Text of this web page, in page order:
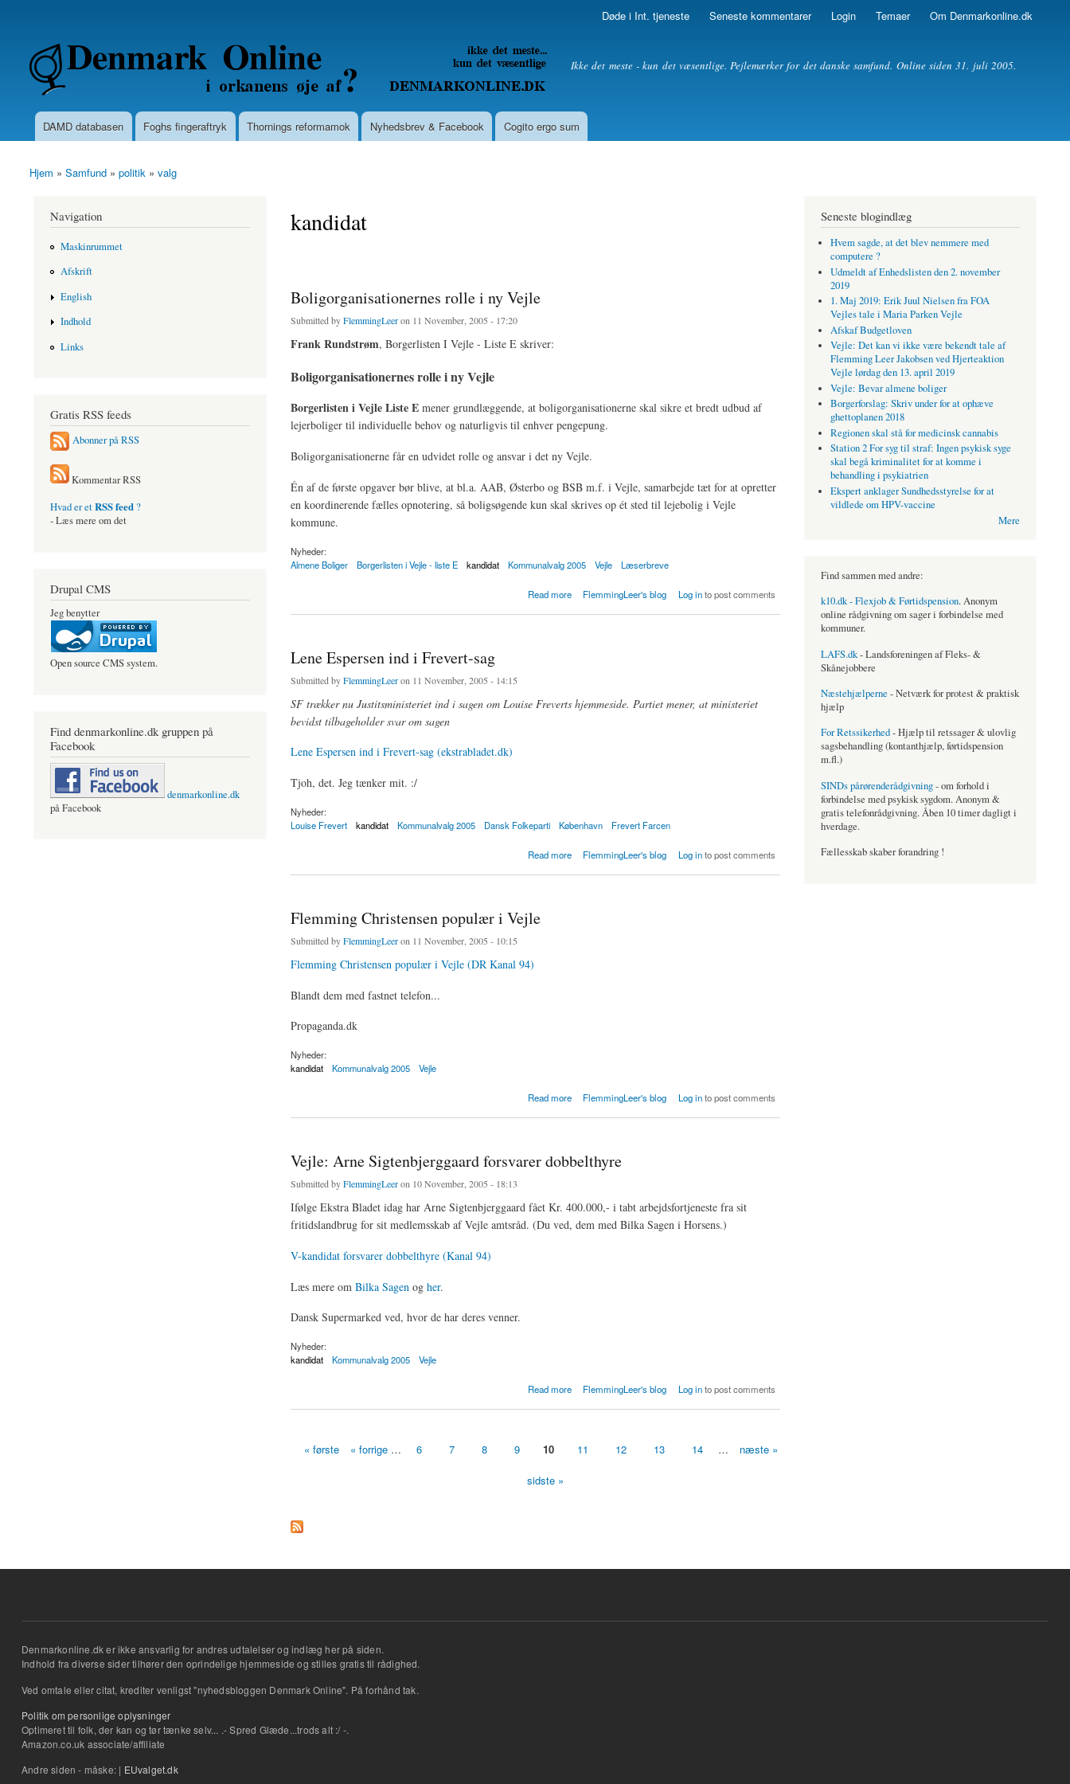
content
Døde i Int. tjeneste Seneste kommentarer Login Temaer Om Denmarkonline.dk
Denmarkonline.dk - blognyheder om politik Ikke det meste - kun det væsentlige. Pejlemærker for det danske samfund. Online siden 31. juli 2005.
Main menu
DAMD databasen Foghs fingeraftryk Thornings reformamok Nyhedsbrev & Facebook Cogito ergo sum
You are here
Hjem » Samfund » politik » valg
kandidat
Boligorganisationernes rolle i ny Vejle
Submitted byFlemmingLeeron 11 November, 2005 - 17:20
Frank Rundstrøm, Borgerlisten I Vejle - Liste E skriver:
Boligorganisationernes rolle i ny Vejle
Borgerlisten i Vejle Liste Emener grundlæggende, at boligorganisationerne skal sikre et bredt udbud af
lejerboliger til individuelle behov og naturligvis til enhver pengepung.
Boligorganisationerne får en udvidet rolle og ansvar i det ny Vejle.
Én af de første opgaver bør blive, at bl.a. AAB, Østerbo og BSB m.f. i Vejle, samarbejde tæt for at opretter
en koordinerende fælles opnotering, så boligsøgende kun skal skrives op ét sted til lejebolig i Vejle
kommune.
Nyheder:
Almene Boliger
Borgerlisten i Vejle - liste E kandidat Kommunalvalg 2005 Vejle Læserbreve
Read more FlemmingLeer's blog Log into post comments
Lene Espersen ind i Frevert-sag
Submitted byFlemmingLeeron 11 November, 2005 - 14:15
SF trækker nu Justitsministeriet ind i sagen om Louise Freverts hjemmeside. Partiet mener, at ministeriet
bevidst tilbageholder svar om sagen
Lene Espersen ind i Frevert-sag (ekstrabladet.dk)
Tjoh, det. Jeg tænker mit. :/
Nyheder:
Louise Frevert
kandidat Kommunalvalg 2005 Dansk Folkeparti København Frevert Farcen
Read more FlemmingLeer's blog Log into post comments
Flemming Christensen populær i Vejle
Submitted byFlemmingLeeron 11 November, 2005 - 10:15
Flemming Christensen populær i Vejle (DR Kanal 94)
Blandt dem med fastnet telefon...
Propaganda.dk
Nyheder:
kandidat
Kommunalvalg 2005 Vejle
Read more FlemmingLeer's blog Log into post comments
Vejle: Arne Sigtenbjerggaard forsvarer dobbelthyre
Submitted byFlemmingLeeron 10 November, 2005 - 18:13
Ifølge Ekstra Bladet idag har Arne Sigtenbjerggaard fået Kr. 400.000,- i tabt arbejdsfortjeneste fra sit
fritidslandbrug for sit medlemsskab af Vejle amtsråd. (Du ved, dem med Bilka Sagen i Horsens.)
V-kandidat forsvarer dobbelthyre (Kanal 94)
Læs mere om Bilka Sagen og her.
Dansk Supermarked ved, hvor de har deres venner.
Nyheder:
kandidat
Kommunalvalg 2005 Vejle
Read more FlemmingLeer's blog Log into post comments
Sider
« første « forrige … 6 7 8 9 10 11 12 13 14 … næste »
sidste »
Navigation
Maskinrummet
Afskrift
English
Indhold
Links
Gratis RSS feeds
Abonner på RSS
Kommentar RSS
Hvad er etRSS feed ?
- Læs mere om det
Drupal CMS
Jeg benytter
Open source CMS system.
Find denmarkonline.dk gruppen på
Facebook
denmarkonline.dk
på Facebook
Seneste blogindlæg
Hvem sagde, at det blev nemmere med
computere ?
Udmeldt af Enhedslisten den 2. november
2019
1. Maj 2019: Erik Juul Nielsen fra FOA
Vejles tale i Maria Parken Vejle
Afskaf Budgetloven
Vejle: Det kan vi ikke være bekendt tale af
Flemming Leer Jakobsen ved Hjerteaktion
Vejle lørdag den 13. april 2019
Vejle: Bevar almene boliger
Borgerforslag: Skriv under for at ophæve
ghettoplanen 2018
Regionen skal stå for medicinsk cannabis
Station 2 For syg til straf: Ingen psykisk syge
skal begå kriminalitet for at komme i
behandling i psykiatrien
Ekspert anklager Sundhedsstyrelse for at
vildlede om HPV-vaccine
Mere
Find sammen med andre:
k10.dk - Flexjob & Førtidspension. Anonym
online rådgivning om sager i forbindelse med
kommuner.
LAFS.dk- Landsforeningen af Fleks- &
Skånejobbere
Næstehjælperne - Netværk for protest & praktisk
hjælp
For Retssikerhed- Hjælp til retssager & ulovlig
sagsbehandling (kontanthjælp, førtidspension
m.fl.)
SINDs pårørenderådgivning- om forhold i
forbindelse med psykisk sygdom. Anonym &
gratis telefonrådgivning. Åben 10 timer dagligt i
hverdage.
Fællesskab skaber forandring !
Denmarkonline.dk er ikke ansvarlig for andres udtalelser og indlæg her på siden.
Indhold fra diverse sider tilhører den oprindelige hjemmeside og stilles gratis til rådighed.
Ved omtale eller citat, krediter venligst "nyhedsbloggen Denmark Online". På forhånd tak.
Politik om personlige oplysninger
Optimeret til folk, der kan og tør tænke selv... .- Spred Glæde...trods alt :/ -.
Amazon.co.uk associate/affiliate
Andre siden - måske: | EUvalget.dk